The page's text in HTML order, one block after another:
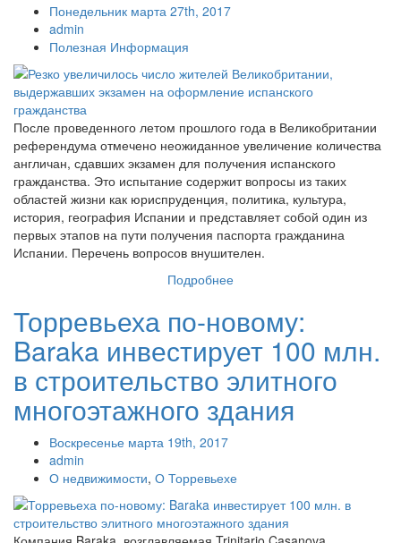
Понедельник марта 27th, 2017
admin
Полезная Информация
После проведенного летом прошлого года в Великобритании
референдума отмечено неожиданное увеличение количества
англичан, сдавших экзамен для получения испанского
гражданства. Это испытание содержит вопросы из таких
областей жизни как юриспруденция, политика, культура,
история, география Испании и представляет собой один из
первых этапов на пути получения паспорта гражданина
Испании. Перечень вопросов внушителен.
Подробнее
Торревьеха по-новому:
Baraka инвестирует 100 млн.
в строительство элитного
многоэтажного здания
Воскресенье марта 19th, 2017
admin
О недвижимости, О Торревьехе